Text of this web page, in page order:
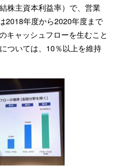
株主資本利益率）で、営業
2018年度から2020年度まで
キャッシュフローを生むこと
ついては、10％以上を維持